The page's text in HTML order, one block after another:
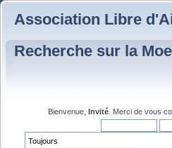
Association Libre
Recherche sur la
Bienvenue, Invité . Merci de vous